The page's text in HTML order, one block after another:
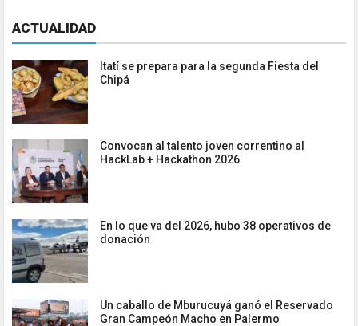
ACTUALIDAD
Itatí se prepara para la segunda Fiesta del
Chipá
Convocan al talento joven correntino al
HackLab + Hackathon 2026
En lo que va del 2026, hubo 38 operativos de
donación
Un caballo de Mburucuyá ganó el Reservado
Gran Campeón Macho en Palermo